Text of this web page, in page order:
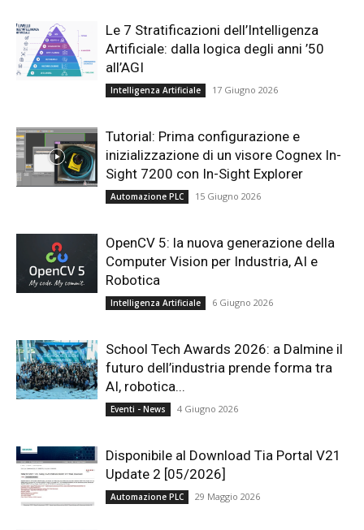
Le 7 Stratificazioni dell’Intelligenza
Artificiale: dalla logica degli anni ’50
all’AGI
Intelligenza Artificiale 17 Giugno 2026
Tutorial: Prima configurazione e
inizializzazione di un visore Cognex In-
Sight 7200 con In-Sight Explorer
Automazione PLC 15 Giugno 2026
OpenCV 5: la nuova generazione della
Computer Vision per Industria, AI e
Robotica
Intelligenza Artificiale 6 Giugno 2026
School Tech Awards 2026: a Dalmine il
futuro dell’industria prende forma tra
AI, robotica...
Eventi - News 4 Giugno 2026
Disponibile al Download Tia Portal V21
Update 2 [05/2026]
Automazione PLC 29 Maggio 2026